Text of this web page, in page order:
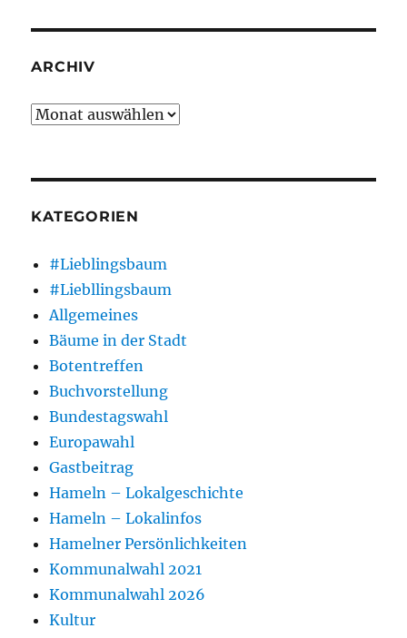
ARCHIV
Archiv
KATEGORIEN
#Lieblingsbaum
#Liebllingsbaum
Allgemeines
Bäume in der Stadt
Botentreffen
Buchvorstellung
Bundestagswahl
Europawahl
Gastbeitrag
Hameln – Lokalgeschichte
Hameln – Lokalinfos
Hamelner Persönlichkeiten
Kommunalwahl 2021
Kommunalwahl 2026
Kultur